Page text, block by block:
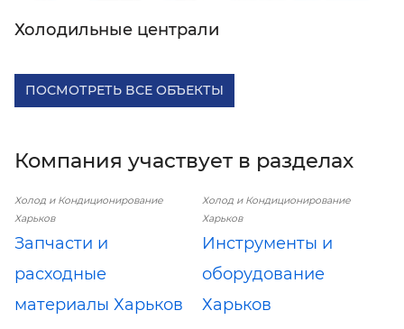
Холодильные централи
ПОСМОТРЕТЬ ВСЕ ОБЪЕКТЫ
Компания участвует в разделах
Холод и Кондиционирование
Харьков
Запчасти и
расходные
материалы Харьков
Холод и Кондиционирование
Харьков
Инструменты и
оборудование
Харьков